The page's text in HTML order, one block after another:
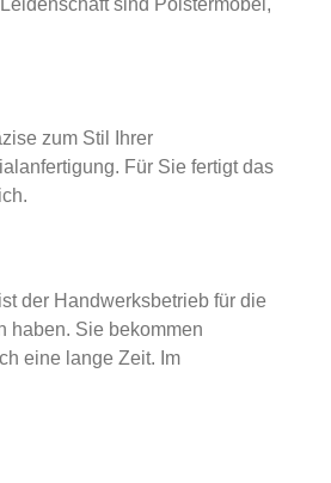
sind Polstermöbel,
zum Stil Ihrer
Für Sie fertigt das
der Handwerksbetrieb für die
haben. Sie bekommen
eine lange Zeit. Im